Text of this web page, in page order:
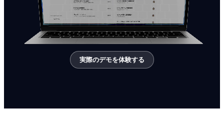
実際のデモを体験する